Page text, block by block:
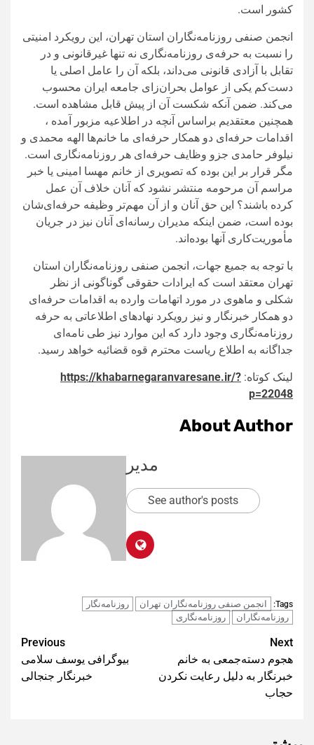
کشور است.
انجمن صنفی روزنامه‌‌نگاران استان تهران، این رویکرد امنیتی
را نسبت به حرفه‌ی روزنامه‌نگاری نه تنها غیرقانونی و در
تقابل با آزادی قانونی می‌داند، بلکه آن را عامل اصلی یا
دست‌کم یکی از عوامل بحران‌زای جامعه ایران محسوب
می‌کند. ضمن آنکه شکست‌ آن از پیش قابل مشاهده است.
همچنین معتقدیم براساس آنچه در اطلاعیه مزبور آمده ،
اقدامات حرفه‌ای دو‌ همکار حرفه‌ای ما خانم‌ها الهه محمدی و
نیلوفر حامدی جزو وظایف حرفه‌ای هر روزنامه‌‌نگاری است.
مگر قرار بر این بوده که تصویری از خانم مهسا امینی یا خبر
مراسم آن مرحومه منتشر نشود که آنان خلاف آن عمل
کرده باشند؟ این حق آنان و از آن مهم‌تر وظیفه حرفه‌ای‌شان
بوده است، ضمن اینکه مدیران رسانه‌ای آنان نیز در جریان
مأموریت‌کاری آنها بوده‌اند.
با توجه به جمیع جهات، انجمن صنفی روزنامه‌نگاران استان
تهران معتقد است که ایرادات حقوقی گوناگونی از نظر
شکلی و ماهوی در مورد اتهامات وارده به اقدامات حرفه‌ای
دو همکار خبرنگار و نیز رویکرد نهاد‌های اطلاعاتی به حرفه
روزنامه‌نگاری وجود دارد که این موارد نیز طی نامه‌ای
جداگانه‌ به اطلاع ریاست محترم قوه قضائیه خواهد رسید.
لینک کوتاه: https://khabarnegaranvaresane.ir/?
p=22048
About Author
مدیر
See author's posts
Tags: انجمن صنفی روزنامه‌نگاران تهران
روزنامه‌نگار
روزنامه‌نگاران
روزنامه‌نگاری
Post
navigation
Previous
بیوگرافی یوسف سلامی
خبرنگار جنجالی
Next
هجوم دسته‌جمعی به خانم
خبرنگار به دلیل رعایت نکردن
حجاب